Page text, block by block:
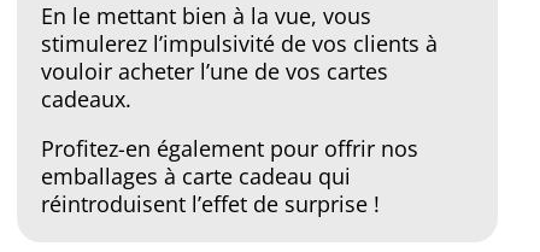
En le mettant bien à la vue, vous
stimulerez l’impulsivité de vos clients à
vouloir acheter l’une de vos cartes
cadeaux.
Profitez-en également pour offrir nos
emballages à carte cadeau qui
réintroduisent l’effet de surprise !